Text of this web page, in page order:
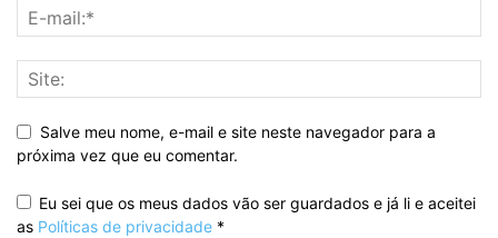
Salve meu nome, e-mail e site neste navegador para a
próxima vez que eu comentar.
Eu sei que os meus dados vão ser guardados e já li e aceitei
as Políticas de privacidade *